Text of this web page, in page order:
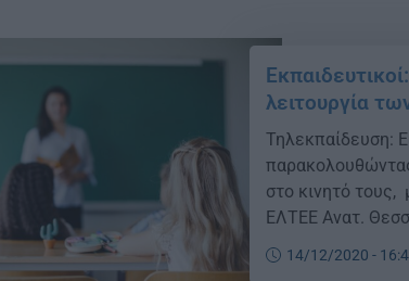
λειτουργία
Τηλεκπαίδευση:
στο κινητό τους,
ΕΛΤΕΕ Ανατ.
το υπουργείο
ουσιαστική λύση
14/12/2020 -